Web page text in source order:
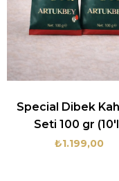
Special Dibek
Seti 100 gr
₺1.199,00